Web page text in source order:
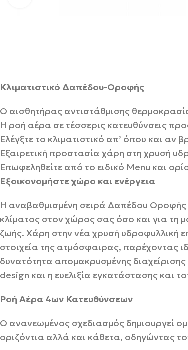
Κλιματιστικό Δαπέδου-Οροφής
Ο αισθητήρας αντιστάθμισης
Η ροή αέρα σε τέσσερις κατευθύνσεις
Ελέγξτε το κλιματιστικό απ’ όπου και αν
Εξαιρετική προστασία χάρη στη χρυσή
Επωφεληθείτε από το ειδικό Menu και
Εξοικονομήστε χώρο και ενέργεια
Η αναβαθμισμένη σειρά Δαπέδου Οροφής
κλίματος στον χώρος σας όσο και για τη
ζωής. Χάρη στην νέα χρυσή υδροφυλλική
στοιχεία της ατμόσφαιρας, παρέχοντας
δυνατότητα απομακρυσμένης
design και η ευελιξία εγκατάστασης και
Ροή Αέρα 4ων Κατευθύνσεων
Ο ανανεωμένος σχεδιασμός δημιουργεί
οριζόντια αλλά και κάθετα, οδηγώντας